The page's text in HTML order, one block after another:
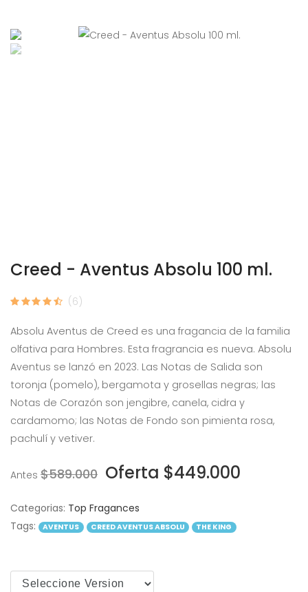
Creed - Aventus Absolu 100 ml.
(6)
Absolu Aventus de Creed es una fragancia de la familia
olfativa para Hombres. Esta fragrancia es nueva. Absolu
Aventus se lanzó en 2023. Las Notas de Salida son
toronja (pomelo), bergamota y grosellas negras; las
Notas de Corazón son jengibre, canela, cidra y
cardamomo; las Notas de Fondo son pimienta rosa,
pachulí y vetiver.
Antes $589.000 Oferta $449.000
Categorias: Top Fragances
Tags:
AVENTUS CREED AVENTUS ABSOLU THE KING